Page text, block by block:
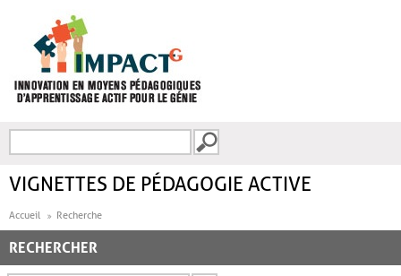
FORMULAIRE DE
VIGNETTES DE PÉDAGOGIE ACTIVE
Accueil Recherche
RECHERCHER